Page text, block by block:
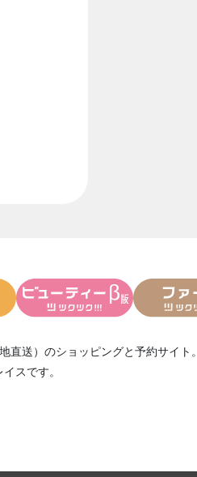
直送） のショッピングと予約サイト。
スです。